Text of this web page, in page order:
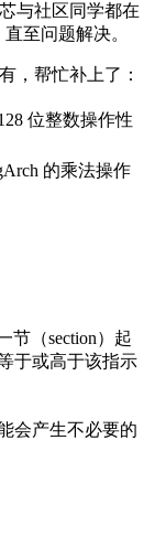
与社区同学都在
至问题解决。
，帮忙补上了：
位整数操作性
的乘法操作
节（section）起
于或高于该指示
会产生不必要的